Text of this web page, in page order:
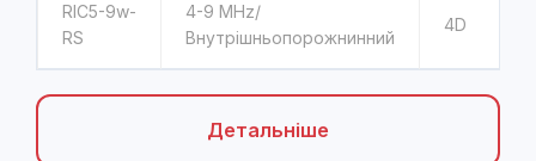
RIC5-9w-
RS
4-9 MHz/
Внутрішньопорожнинний
4D
Детальніше